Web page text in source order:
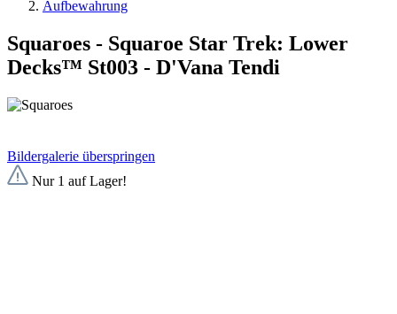
Aufbewahrung
Squaroes - Squaroe Star Trek: Lower
Decks™ St003 - D'Vana Tendi
Bildergalerie überspringen
Nur 1 auf Lager!